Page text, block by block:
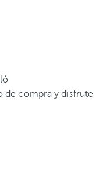
de compra y disfrute